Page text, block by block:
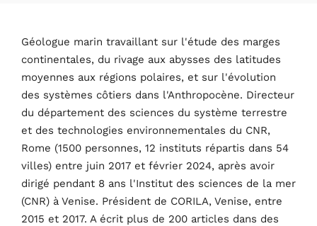
Géologue marin travaillant sur l'étude des marges
continentales, du rivage aux abysses des latitudes
moyennes aux régions polaires, et sur l'évolution
des systèmes côtiers dans l'Anthropocène. Directeur
du département des sciences du système terrestre
et des technologies environnementales du CNR,
Rome (1500 personnes, 12 instituts répartis dans 54
villes) entre juin 2017 et février 2024, après avoir
dirigé pendant 8 ans l'Institut des sciences de la mer
(CNR) à Venise. Président de CORILA, Venise, entre
2015 et 2017. A écrit plus de 200 articles dans des